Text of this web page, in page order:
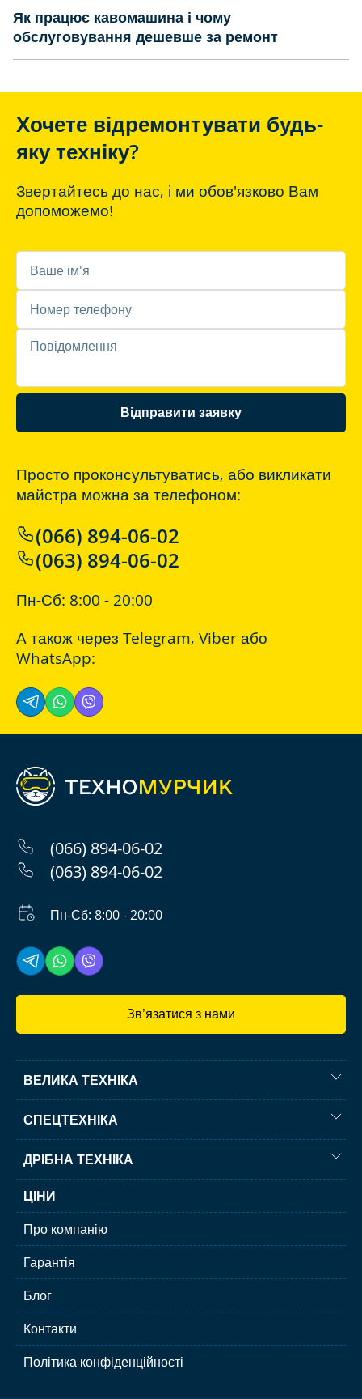
Як працює кавомашина і чому
обслуговування дешевше за ремонт
Хочете відремонтувати будь-
яку техніку?
Звертайтесь до нас, і ми обов'язково Вам
допоможемо!
Відправити заявку
Просто проконсультуватись, або викликати
майстра можна за телефоном:
(066) 894-06-02
(063) 894-06-02
Пн-Сб: 8:00 - 20:00
А також черезTelegram,Viberабо
WhatsApp:
(066) 894-06-02
(063) 894-06-02
Пн-Сб: 8:00 - 20:00
Зв’язатися з нами
ВЕЛИКА ТЕХНІКА
СПЕЦТЕХНІКА
ДРІБНА ТЕХНІКА
ЦІНИ
Про компанію
Гарантія
Блог
Контакти
Політика конфіденційності